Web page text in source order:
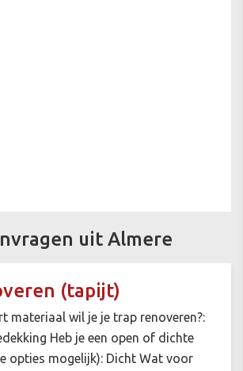
uit Almere
(tapijt)
materiaal wil je je trap renoveren?:
Heb je een open of dichte
opties mogelijk): Dicht Wat voor